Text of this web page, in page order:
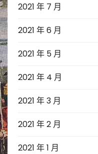
2021 年 7 月
2021 年 6 月
2021 年 5 月
2021 年 4 月
2021 年 3 月
2021 年 2 月
2021 年 1 月